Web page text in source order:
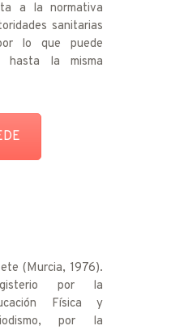
a la normativa
sanitarias
lo que puede
hasta la misma
(Murcia, 1976).
por la
Física y
por la